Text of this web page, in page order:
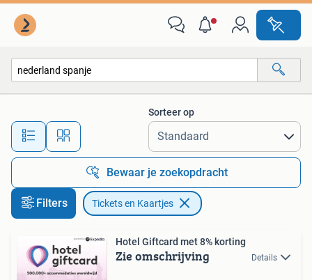
Alle afstanden…
Sorteer op
Bewaar je zoekopdracht
Filters Tickets en Kaartjes
Hotel Giftcard met 8% korting
Zie omschrijving Details